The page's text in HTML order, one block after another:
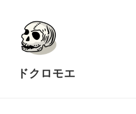
ドクロモエ